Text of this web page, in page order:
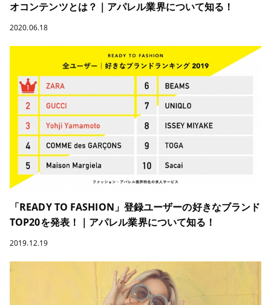
オコンテンツとは？｜アパレル業界について知る！
2020.06.18
「READY TO FASHION」登録ユーザーの好きなブランド
TOP20を発表！｜アパレル業界について知る！
2019.12.19